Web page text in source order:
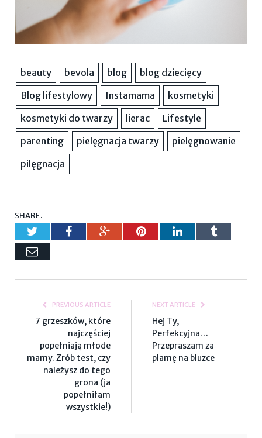
beauty bevola blog
blog dziecięcy
Blog lifestylowy
Instamama
kosmetyki
kosmetyki do twarzy
lierac
Lifestyle
parenting
pielęgnacja twarzy
pielęgnowanie
pilęgnacja
SHARE.
TwitterFacebookGoogle+PinterestLinkedInTumblr
Email
PREVIOUS ARTICLE
7 grzeszków, które
najczęściej
popełniają młode
mamy. Zrób test, czy
należysz do tego
grona (ja
popełniłam
wszystkie!)
NEXT ARTICLE
Hej Ty,
Perfekcyjna…
Przepraszam za
plamę na bluzce